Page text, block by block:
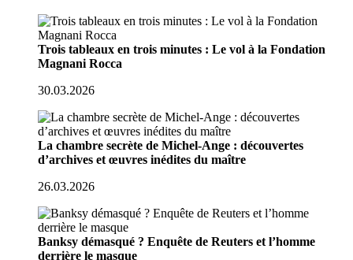
Trois tableaux en trois minutes : Le vol à la Fondation
Magnani Rocca
30.03.2026
La chambre secrète de Michel-Ange : découvertes
d’archives et œuvres inédites du maître
26.03.2026
Banksy démasqué ? Enquête de Reuters et l’homme
derrière le masque